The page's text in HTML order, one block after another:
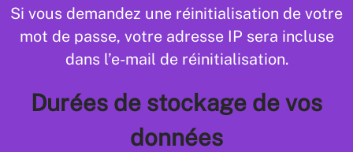
Si vous demandez une réinitialisation de votre
mot de passe, votre adresse IP sera incluse
dans l’e-mail de réinitialisation.
Durées de stockage de vos
données